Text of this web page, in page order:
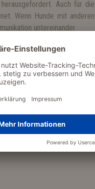
Auch für die
Wenn Hunde mit anderen
untereinander.
dein Vierbeiner mit großem
es passieren, dass sich
du sie vorsichtshalber